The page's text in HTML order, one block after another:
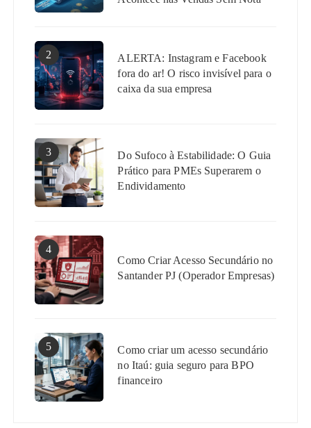
2
ALERTA: Instagram e Facebook
fora do ar! O risco invisível para o
caixa da sua empresa
3
Do Sufoco à Estabilidade: O Guia
Prático para PMEs Superarem o
Endividamento
4
Como Criar Acesso Secundário no
Santander PJ (Operador Empresas)
5
Como criar um acesso secundário
no Itaú: guia seguro para BPO
financeiro